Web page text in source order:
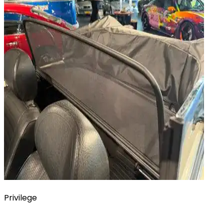
Privilege